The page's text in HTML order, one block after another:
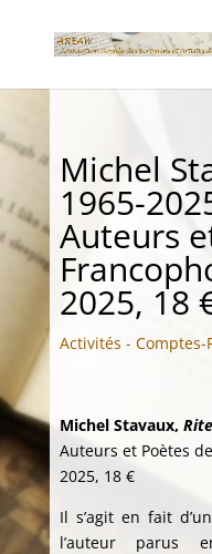
Michel
1965-
Auteurs
2025, 18
Activités - Comptes-
Michel Stavaux,
Auteurs et Poètes
2025, 18 €
Il s’agit en fait
l’auteur parus